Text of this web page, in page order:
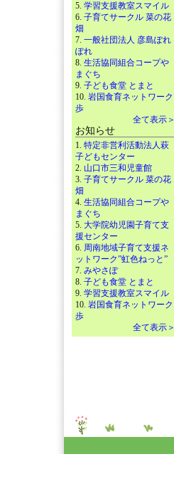
5. 学習支援教室スマイル
6. 子育てサークル 菜の花
畑
7. 一般社団法人 彦島ぽれ
ぽれ
8. 生活協同組合コープや
まぐち
9. 子ども食堂 とまと
10. 岩国食育ネットワーク
歩
全て表示＞
お知らせ
1. 特定非営利活動法人萩
子どもセンター
2. 山口市三和児童館
3. 子育てサークル 菜の花
畑
4. 生活協同組合コープや
まぐち
5. 大学院幼児園子育て支
援センター
6. 周南地域子育て支援ネ
ットワーク”虹色ねっと”
7. みやさぽ
8. 子ども食堂 とまと
9. 学習支援教室スマイル
10. 岩国食育ネットワーク
歩
全て表示＞